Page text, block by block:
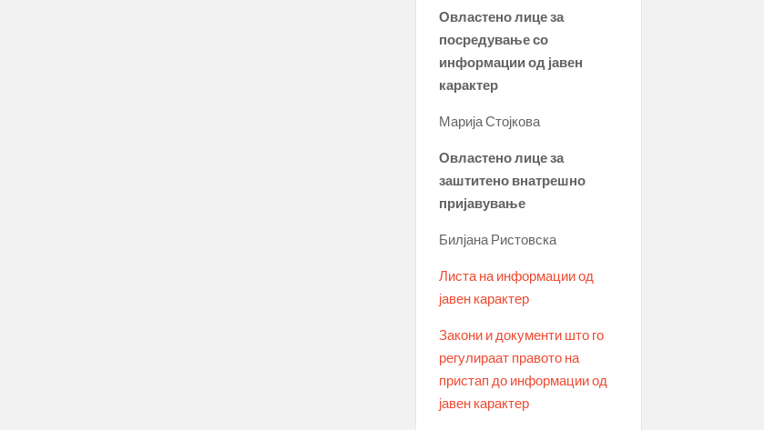
Овластено лице за
посредување со
информации од јавен
карактер
Марија Стојкова
Овластено лице за
заштитено внатрешно
пријавување
Билјана Ристовска
Листа на информации од
јавен карактер
Закони и документи што го
регулираат правото на
пристап до информации од
јавен карактер